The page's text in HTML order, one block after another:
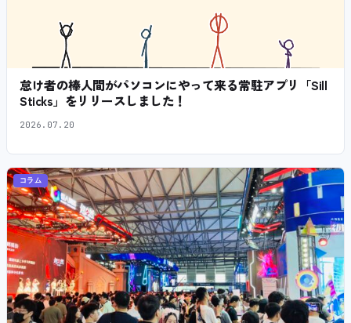
怠け者の棒人間がパソコンにやって来る常駐アプリ「Sill
Sticks」をリリースしました！
2026.07.20
コラム